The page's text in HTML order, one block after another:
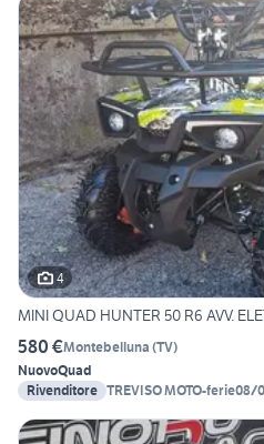
4
MINI QUAD HUNTER 50 R6 AVV.
580 €Montebelluna (TV)
NuovoQuad
Rivenditore TREVISO MOTO-